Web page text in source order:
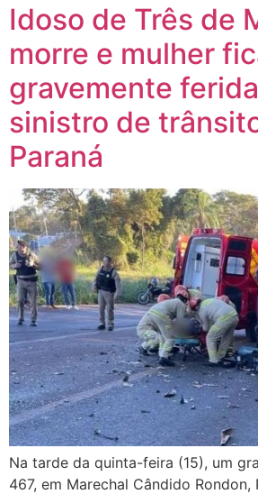
Idoso de Três de
morre e mulher
gravemente
sinistro de
Paraná
Na tarde da quinta-feira (15), um
467, em Marechal Cândido Rondon,